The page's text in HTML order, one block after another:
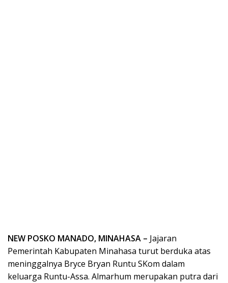
NEW POSKO MANADO, MINAHASA – Jajaran
Pemerintah Kabupaten Minahasa turut berduka atas
meninggalnya Bryce Bryan Runtu SKom dalam
keluarga Runtu-Assa. Almarhum merupakan putra dari